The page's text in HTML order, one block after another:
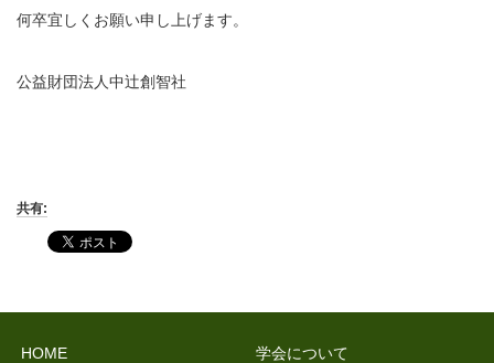
何卒宜しくお願い申し上げます。
公益財団法人中辻創智社
共有:
HOME 学会について